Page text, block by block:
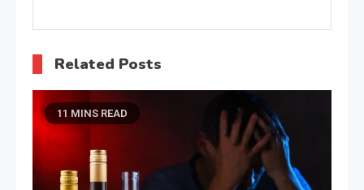
Related Posts
11 MINS READ